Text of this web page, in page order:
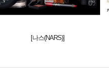
[나스(NARS)]